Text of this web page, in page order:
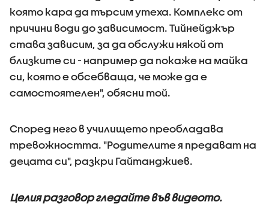
която кара да търсим утеха. Комплекс от
причини води до зависимост. Тийнейджър
става зависим, за да обслужи някой от
близките си - например да покаже на майка
си, която е обсебваща, че може да е
самостоятелен", обясни той.
Според него в училището преобладава
тревожността. "Родителите я предават на
децата си", разкри Гайтанджиев.
Целия разговор гледайте във видеото.